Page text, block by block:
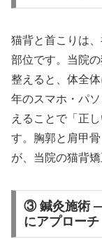
猫背と首こりは
部位です。当院
整えると、体全
年のスマホ・パ
えることで「正
す。胸郭と肩甲
が、当院の猫背矯
③ 鍼灸施術
にアプローチ